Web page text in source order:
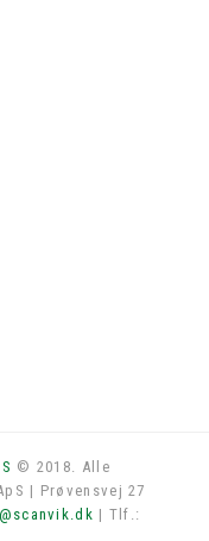
© 2018. Alle
| Prøvensvej 27
| Tlf.: